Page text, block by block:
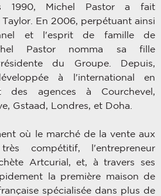
1990, Michel Pastor a fait
En 2006, perpétuant ainsi
et l'esprit de famille de
Pastor nomma sa fille
du Groupe. Depuis,
à l'international en
des agences à Courchevel,
Gstaad, Londres, et Doha.
où le marché de la vente aux
compétitif, l'entrepreneur
Artcurial, et, à travers ses
la première maison de
spécialisée dans plus de